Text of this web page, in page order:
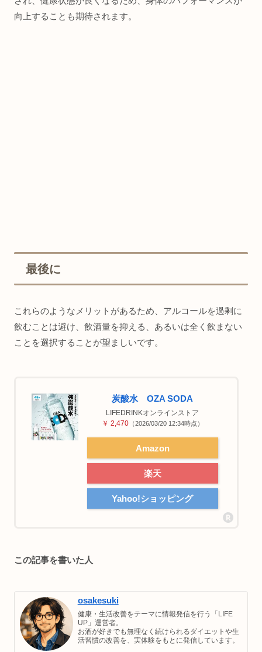
向上することも期待されます。
最後に
これらのようなメリットがあるため、アルコールを過剰に
飲むことは避け、飲酒量を抑える、あるいは全く飲まない
ことを選択することが望ましいです。
炭酸水 OZA SODA
LIFEDRINKオンラインストア
￥ 2,470（2026/03/20 12:34時点）
Amazon
楽天
Yahoo!ショッピング
この記事を書いた人
osakesuki
健康・生活改善をテーマに情報発信を行う「LIFE
UP」運営者。
お酒が好きでも無理なく続けられるダイエットや生
活習慣の改善を、実体験をもとに発信しています。